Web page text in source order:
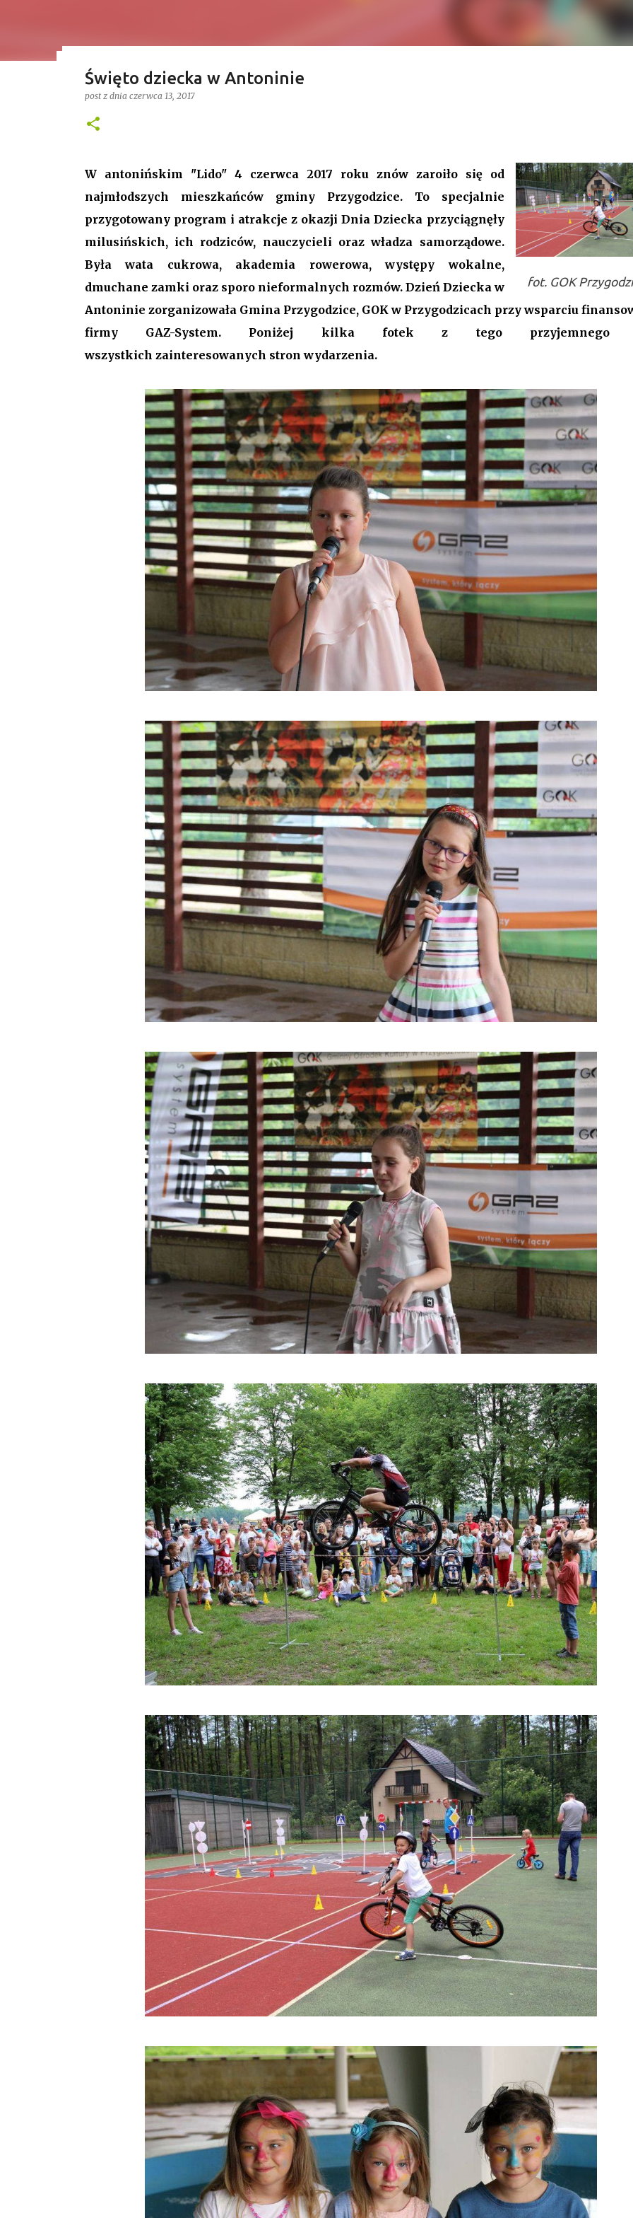
Treść sponsorowana
Gospodarstwo Rybackie Przygodzice
Najnowszy post
Przetasowania w radzie Gminy Przygodzice. Odwołanie, nowa
przewodnicząca i uchwalony budżet.
post z dnia
długości posiedzenia rady w kadencji 2024-2029. Bieg zdarzeń od początku dyktowało słowo „ZMIANA”. Jednym
pierwszych punktów był bowiem wniosek o odwołanie przewodniczącego rady. Robert Wnuk finalnie stracił
stanowisko, a nową przewodniczącą została Joanna Jabłecka - dotychczasowa wiceprzewodnicząca.
Święto dziecka w Antoninie
post z dnia czerwca 13, 2017
fot. GOK
W antonińskim "Lido" 4 czerwca 2017 roku znów zaroiło się od
najmłodszych mieszkańców gminy Przygodzice. To specjalnie
przygotowany program i atrakcje z okazji Dnia Dziecka przyciągnęły
milusińskich, ich rodziców, nauczycieli oraz władza samorządowe.
Była wata cukrowa, akademia rowerowa, występy wokalne,
dmuchane zamki oraz sporo nieformalnych rozmów. Dzień Dziecka w
Antoninie zorganizowała Gmina Przygodzice, GOK w Przygodzicach przy wsparciu
firmy GAZ-System. Poniżej kilka fotek z tego przyjemnego
wszystkich zainteresowanych stron wydarzenia.